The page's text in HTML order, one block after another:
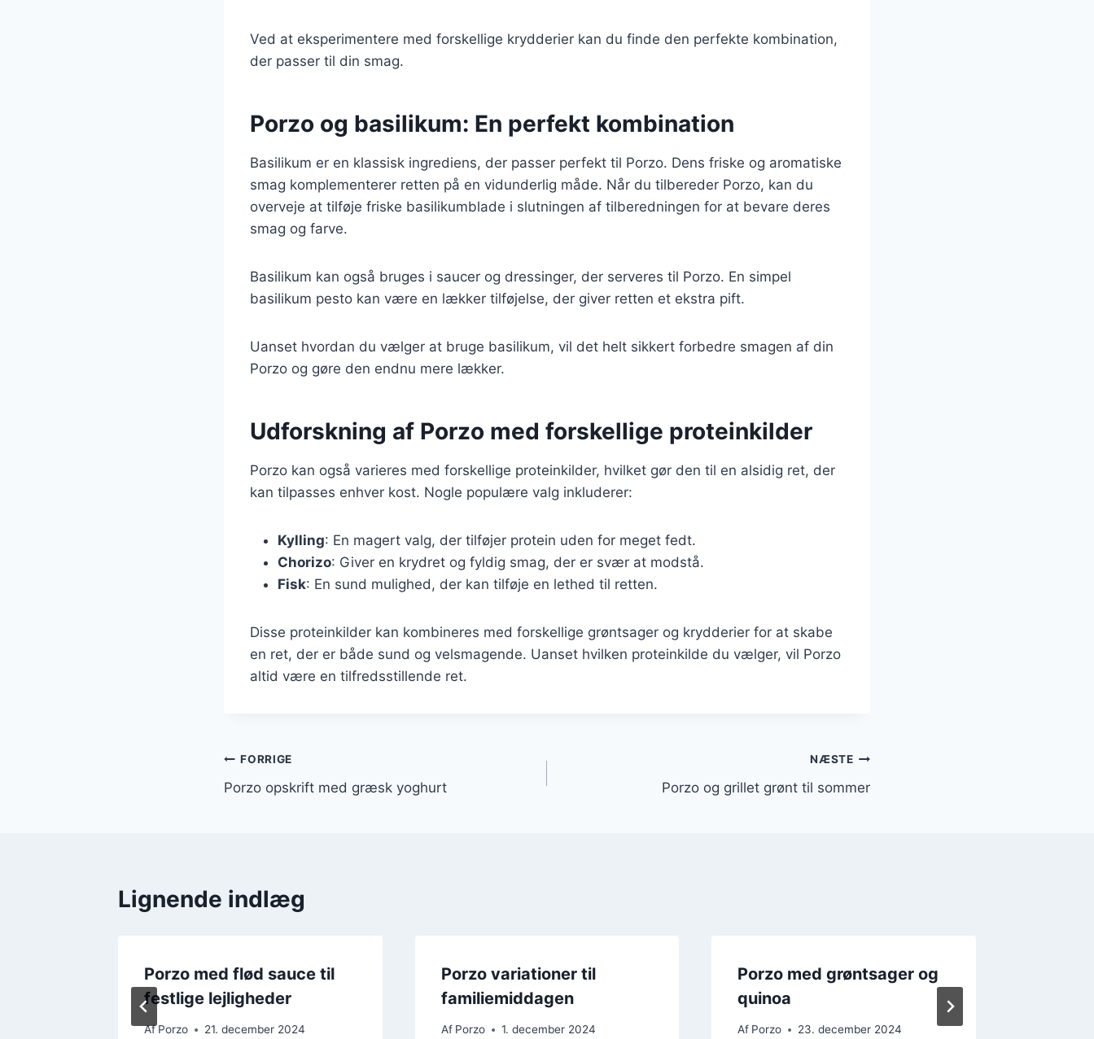
Ved at eksperimentere med forskellige krydderier kan du finde den perfekte kombination,
der passer til din smag.
Porzo og basilikum: En perfekt kombination
Basilikum er en klassisk ingrediens, der passer perfekt til Porzo. Dens friske og aromatiske
smag komplementerer retten på en vidunderlig måde. Når du tilbereder Porzo, kan du
overveje at tilføje friske basilikumblade i slutningen af tilberedningen for at bevare deres
smag og farve.
Basilikum kan også bruges i saucer og dressinger, der serveres til Porzo. En simpel
basilikum pesto kan være en lækker tilføjelse, der giver retten et ekstra pift.
Uanset hvordan du vælger at bruge basilikum, vil det helt sikkert forbedre smagen af din
Porzo og gøre den endnu mere lækker.
Udforskning af Porzo med forskellige proteinkilder
Porzo kan også varieres med forskellige proteinkilder, hvilket gør den til en alsidig ret, der
kan tilpasses enhver kost. Nogle populære valg inkluderer:
Kylling: En magert valg, der tilføjer protein uden for meget fedt.
Chorizo: Giver en krydret og fyldig smag, der er svær at modstå.
Fisk: En sund mulighed, der kan tilføje en lethed til retten.
Disse proteinkilder kan kombineres med forskellige grøntsager og krydderier for at skabe
en ret, der er både sund og velsmagende. Uanset hvilken proteinkilde du vælger, vil Porzo
altid være en tilfredsstillende ret.
Indlægsnavigation
FORRIGE
Porzo opskrift med græsk yoghurt
NÆSTE
Porzo og grillet grønt til sommer
Lignende indlæg
Porzo med flød sauce til
festlige lejligheder
Af Porzo 21. december 2024
Porzo variationer til
familiemiddagen
Af Porzo 1. december 2024
Porzo med grøntsager og
quinoa
Af Porzo 23. december 2024